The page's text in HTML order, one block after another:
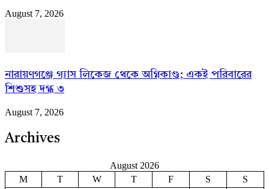
August 7, 2026
নারায়ণগঞ্জে গ্যাস লিকেজ থেকে অগ্নিকাণ্ড; একই পরিবারের
শিশুসহ দগ্ধ ৩
August 7, 2026
Archives
August 2026
M
T W T F S S